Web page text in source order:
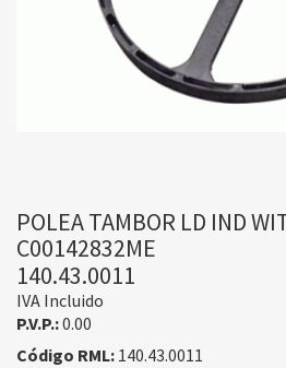
POLEA TAMBOR LD IND
C00142832ME
140.43.0011
IVA Incluido
P.V.P.:0.00
Código RML: 140.43.0011